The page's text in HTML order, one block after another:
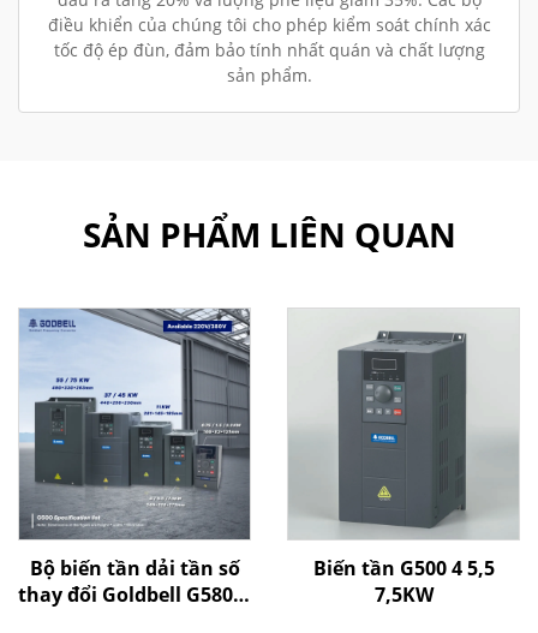
điều khiển của chúng tôi cho phép kiểm soát chính xác
tốc độ ép đùn, đảm bảo tính nhất quán và chất lượng
sản phẩm.
SẢN PHẨM LIÊN QUAN
Bộ biến tần dải tần số
thay đổi Goldbell G580M
Biến tần G500 4 5,5
7,5KW